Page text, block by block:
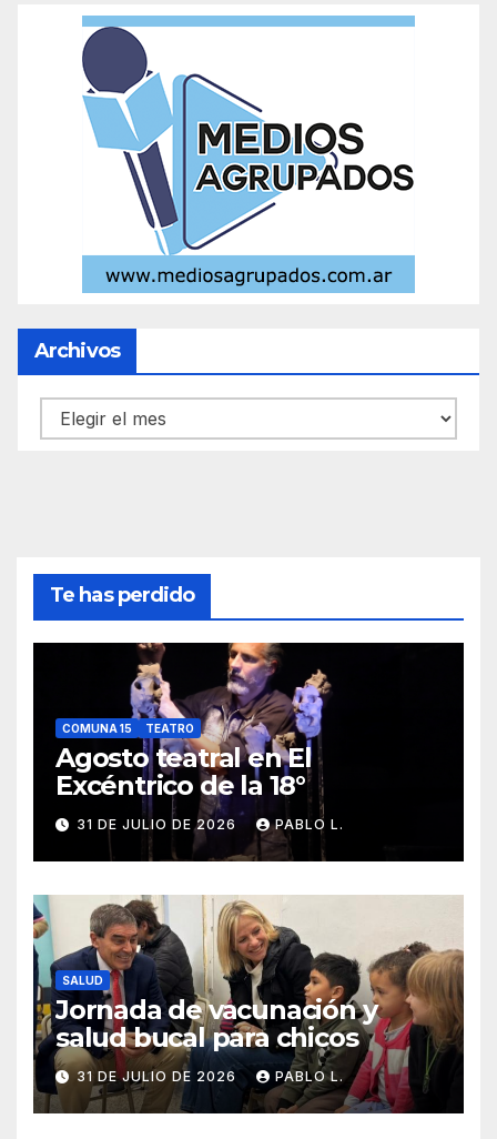
Archivos
Archivos
Te has perdido
COMUNA 15 TEATRO
Agosto teatral en El
Excéntrico de la 18°
31 DE JULIO DE 2026 PABLO L.
SALUD
Jornada de vacunación y
salud bucal para chicos
31 DE JULIO DE 2026 PABLO L.